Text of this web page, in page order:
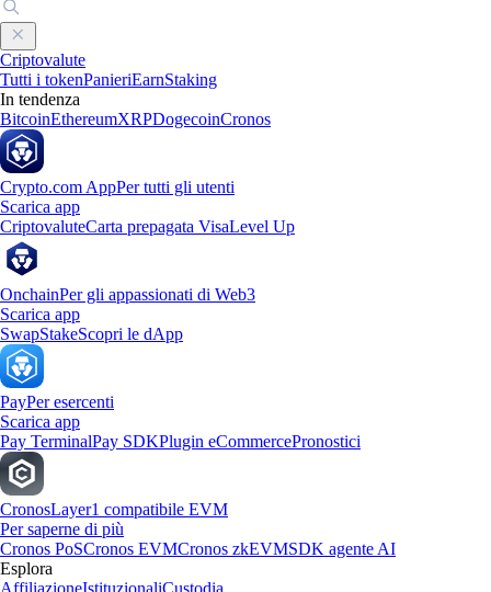
Criptovalute
Tutti i tokenPanieriEarnStaking
In tendenza
BitcoinEthereumXRPDogecoinCronos
Crypto.com AppPer tutti gli utenti
Scarica app
CriptovaluteCarta prepagata VisaLevel Up
OnchainPer gli appassionati di Web3
Scarica app
SwapStakeScopri le dApp
PayPer esercenti
Scarica app
Pay TerminalPay SDKPlugin eCommercePronostici
CronosLayer1 compatibile EVM
Per saperne di più
Cronos PoSCronos EVMCronos zkEVMSDK agente AI
Esplora